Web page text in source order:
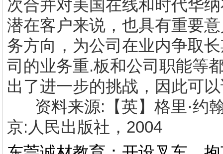
次合并对美国在线和时代华
潜在客户来说，也具有重要
务方向，为公司在业内争取
司的业务重.板和公司职能等
出了进一步的挑战，因此可
资料来源: 【英】格里·约
京: 人民出版社， 2004